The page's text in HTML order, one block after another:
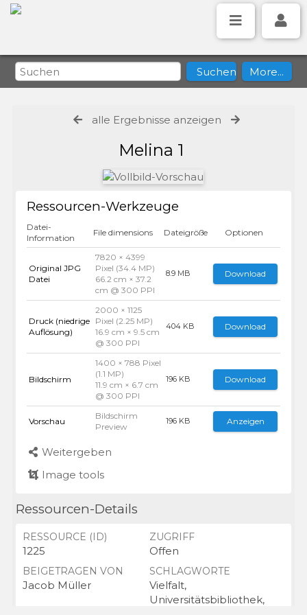
alle Ergebnisse anzeigen
Melina 1
Ressourcen-Werkzeuge
Datei-
Information
File dimensions Dateigröße Optionen
Original JPG
Datei
7820 × 4399
Pixel (34.4 MP)
66.2 cm × 37.2
cm @ 300 PPI
8.9 MB Download
Druck (niedrige
Auflösung)
2000 × 1125
Pixel (2.25 MP)
16.9 cm × 9.5 cm
@ 300 PPI
404 KB Download
Bildschirm
1400 × 788 Pixel
(1.1 MP)
11.9 cm × 6.7 cm
@ 300 PPI
196 KB Download
Vorschau
Bildschirm
Preview
196 KB Anzeigen
Weitergeben
Image tools
Ressourcen-Details
RESSOURCE (ID)
1225
ZUGRIFF
Offen
BEIGETRAGEN VON
Jacob Müller
SCHLAGWORTE
Vielfalt,
Universitätsbibliothek,